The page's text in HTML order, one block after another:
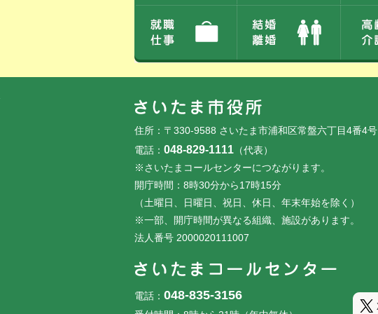
住所：〒330-9588 さいたま市浦和区常盤六丁目4番4号
電話： 048-829-1111 （代表）
※さいたまコールセンターにつながります。
開庁時間：8時30分から17時15分
（土曜日、日曜日、祝日、休日、年末年始を除く）
※一部、開庁時間が異なる組織、施設があります。
法人番号 2000020111007
電話： 048-835-3156